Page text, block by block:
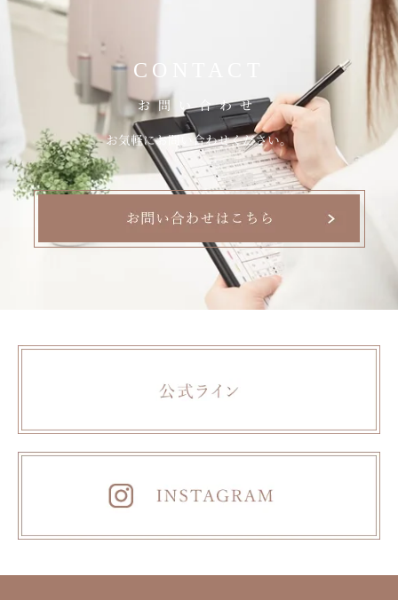
CONTACT
お問い合わせ
お気軽にお問い合わせください。